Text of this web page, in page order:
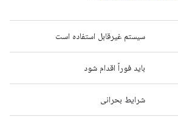
سیستم غیرقابل استفاده است
باید فوراً اقدام شود
شرایط بحرانی